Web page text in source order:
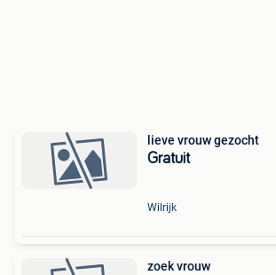
lieve vrouw gezocht
Gratuit
Wilrijk
zoek vrouw